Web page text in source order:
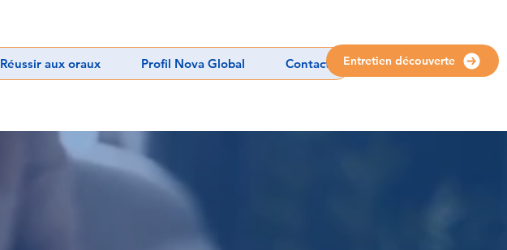
Entretien découverte
Réussir aux oraux Profil Nova Global Contact